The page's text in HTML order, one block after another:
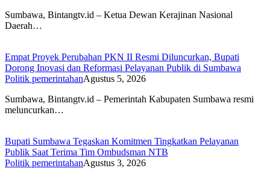
Sumbawa, Bintangtv.id – Ketua Dewan Kerajinan Nasional
Daerah…
Empat Proyek Perubahan PKN II Resmi Diluncurkan, Bupati
Dorong Inovasi dan Reformasi Pelayanan Publik di Sumbawa
Politik pemerintahanAgustus 5, 2026
Sumbawa, Bintangtv.id – Pemerintah Kabupaten Sumbawa resmi
meluncurkan…
Bupati Sumbawa Tegaskan Komitmen Tingkatkan Pelayanan
Publik Saat Terima Tim Ombudsman NTB
Politik pemerintahanAgustus 3, 2026